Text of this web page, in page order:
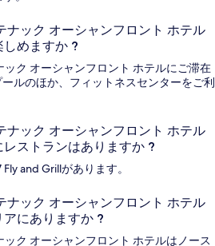
ナック オーシャンフロント ホテル
めますか ?
ック オーシャンフロント ホテルにご滞在
ルのほか、フィットネスセンターをご利
ナック オーシャンフロント ホテル
ストランはありますか ?
and Grillがあります。
ナック オーシャンフロント ホテル
にありますか ?
ック オーシャンフロント ホテルはノース